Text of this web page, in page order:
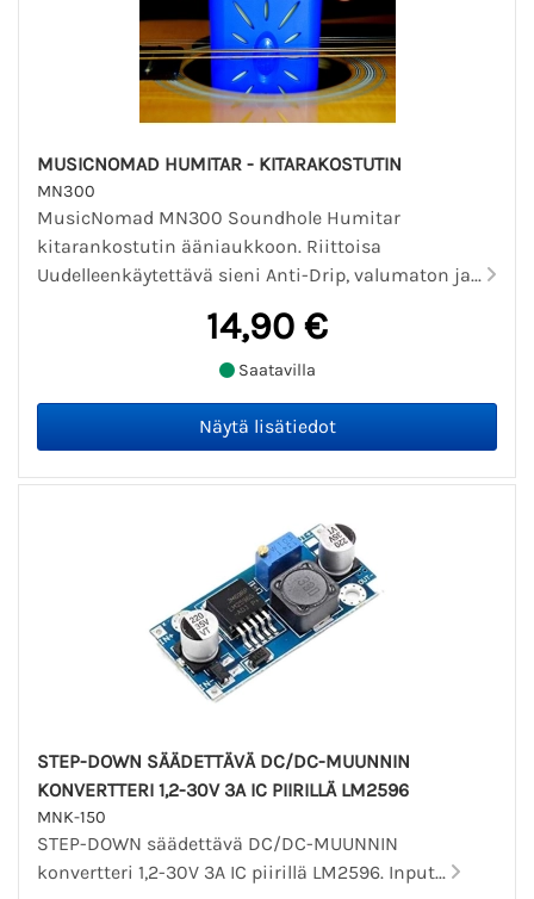
MUSICNOMAD HUMITAR - KITARAKOSTUTIN
MN300
MusicNomad MN300 Soundhole Humitar
kitarankostutin ääniaukkoon. Riittoisa
Uudelleenkäytettävä sieni Anti-Drip, valumaton ja...
14,90 €
Saatavilla
STEP-DOWN SÄÄDETTÄVÄ DC/DC-MUUNNIN
KONVERTTERI 1,2-30V 3A IC PIIRILLÄ LM2596
MNK-150
STEP-DOWN säädettävä DC/DC-MUUNNIN
konvertteri 1,2-30V 3A IC piirillä LM2596. Input...